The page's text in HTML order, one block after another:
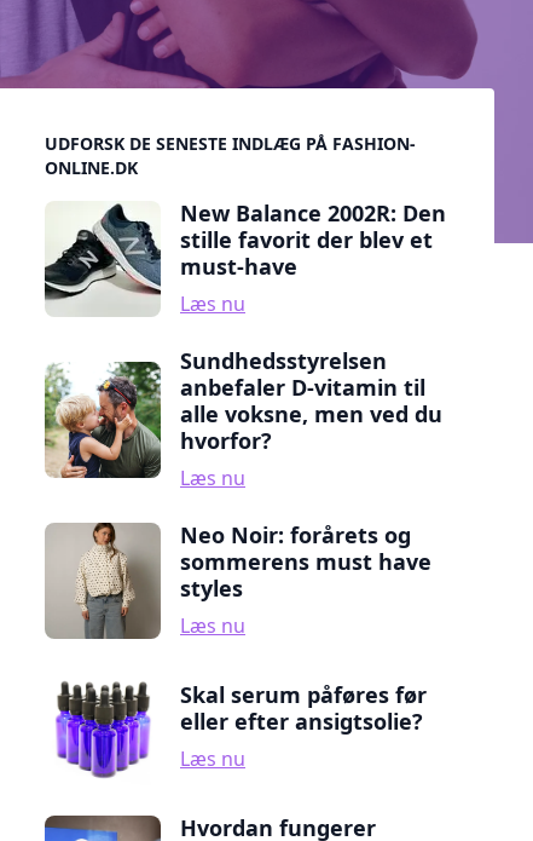
Sidebar
UDFORSK DE SENESTE INDLÆG PÅ FASHION-
ONLINE.DK
New Balance 2002R: Den
stille favorit der blev et
must-have
Læs nu
Sundhedsstyrelsen
anbefaler D-vitamin til
alle voksne, men ved du
hvorfor?
Læs nu
Neo Noir: forårets og
sommerens must have
styles
Læs nu
Skal serum påføres før
eller efter ansigtsolie?
Læs nu
Hvordan fungerer